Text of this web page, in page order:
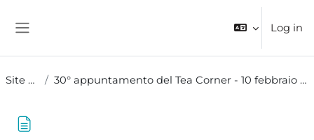
Log in
Site pages 30° appuntamento del Tea Corner - 10 febbraio 2020 ore 17.00 - Carbon dividend